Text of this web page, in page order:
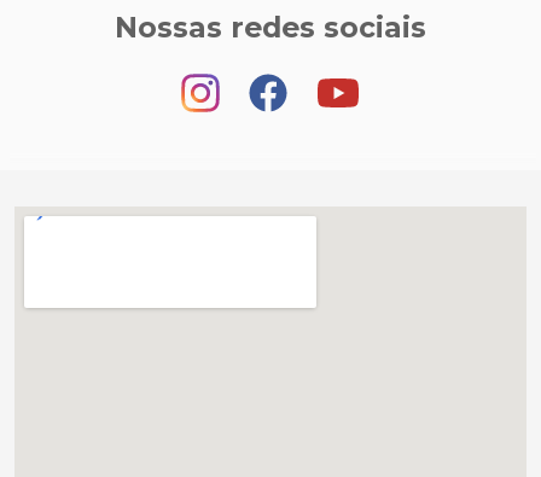
Nossas redes sociais